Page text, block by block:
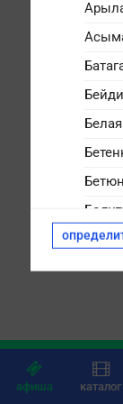

афиша

каталог